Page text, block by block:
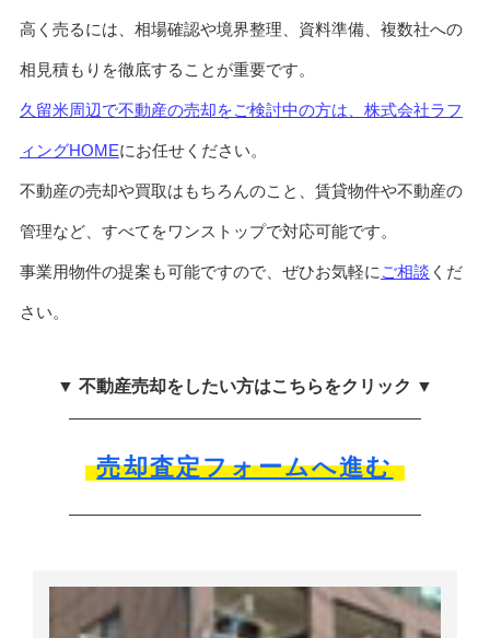
高く売るには、相場確認や境界整理、資料準備、複数社への
相見積もりを徹底することが重要です。
久留米周辺で不動産の売却をご検討中の方は、株式会社ラフ
ィングHOMEにお任せください。
不動産の売却や買取はもちろんのこと、賃貸物件や不動産の
管理など、すべてをワンストップで対応可能です。
事業用物件の提案も可能ですので、ぜひお気軽に ご相談 くだ
さい。
▼ 不動産売却をしたい方はこちらをクリック ▼
売却査定フォームへ進む